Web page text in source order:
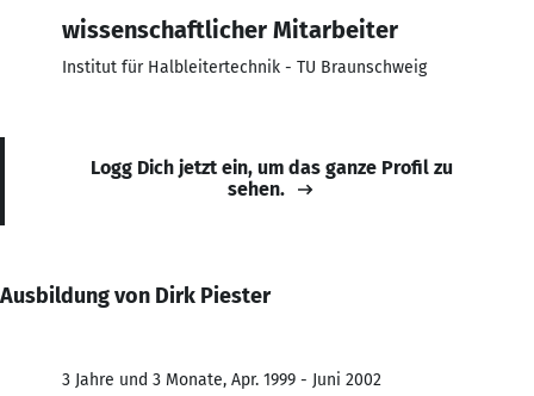
wissenschaftlicher Mitarbeiter
Institut für Halbleitertechnik - TU Braunschweig
Logg Dich jetzt ein, um das ganze Profil zu
sehen.
Ausbildung von Dirk Piester
3 Jahre und 3 Monate, Apr. 1999 - Juni 2002